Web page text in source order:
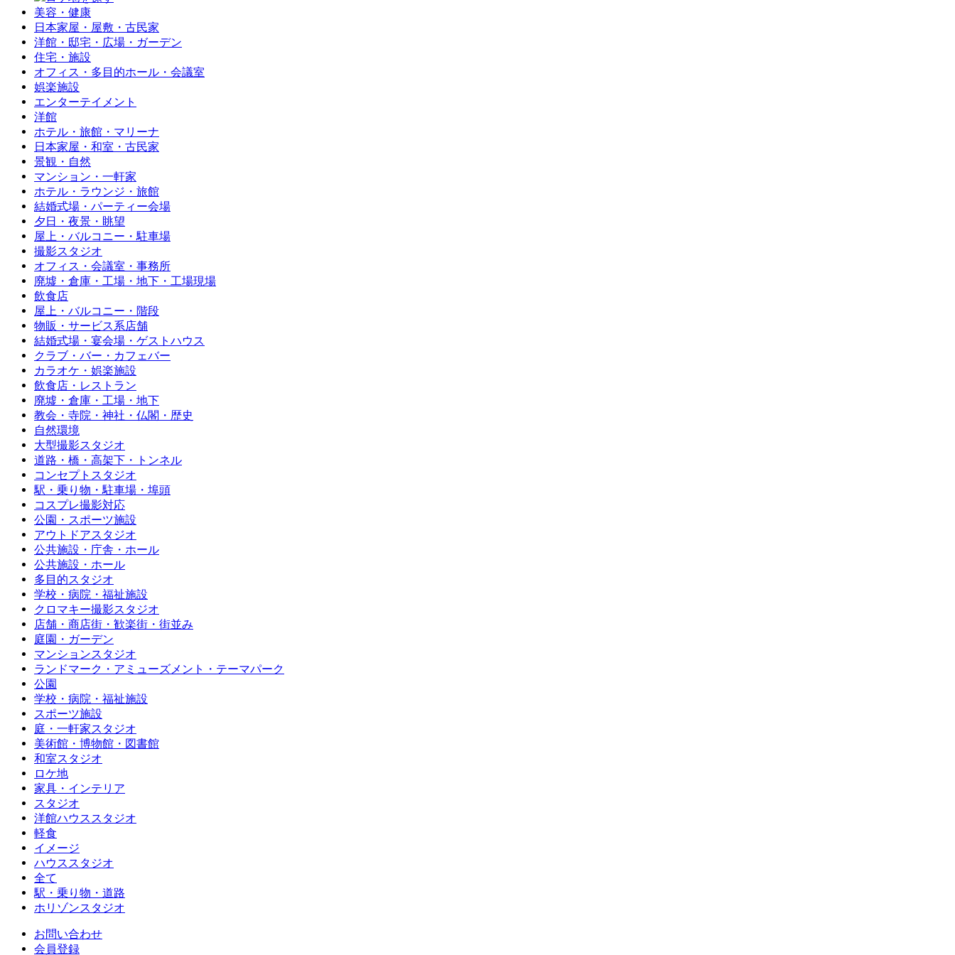
美容・健康
日本家屋・屋敷・古民家
洋館・邸宅・広場・ガーデン
住宅・施設
オフィス・多目的ホール・会議室
娯楽施設
エンターテイメント
洋館
ホテル・旅館・マリーナ
日本家屋・和室・古民家
景観・自然
マンション・一軒家
ホテル・ラウンジ・旅館
結婚式場・パーティー会場
夕日・夜景・眺望
屋上・バルコニー・駐車場
撮影スタジオ
オフィス・会議室・事務所
廃墟・倉庫・工場・地下・工場現場
飲食店
屋上・バルコニー・階段
物販・サービス系店舗
結婚式場・宴会場・ゲストハウス
クラブ・バー・カフェバー
カラオケ・娯楽施設
飲食店・レストラン
廃墟・倉庫・工場・地下
教会・寺院・神社・仏閣・歴史
自然環境
大型撮影スタジオ
道路・橋・高架下・トンネル
コンセプトスタジオ
駅・乗り物・駐車場・埠頭
コスプレ撮影対応
公園・スポーツ施設
アウトドアスタジオ
公共施設・庁舎・ホール
公共施設・ホール
多目的スタジオ
学校・病院・福祉施設
クロマキー撮影スタジオ
店舗・商店街・歓楽街・街並み
庭園・ガーデン
マンションスタジオ
ランドマーク・アミューズメント・テーマパーク
公園
学校・病院・福祉施設
スポーツ施設
庭・一軒家スタジオ
美術館・博物館・図書館
和室スタジオ
ロケ地
家具・インテリア
スタジオ
洋館ハウススタジオ
軽食
イメージ
ハウススタジオ
全て
駅・乗り物・道路
ホリゾンスタジオ
お問い合わせ
会員登録